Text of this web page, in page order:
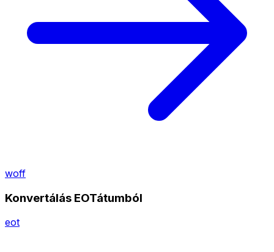
woff
Konvertálás EOTátumból
eot